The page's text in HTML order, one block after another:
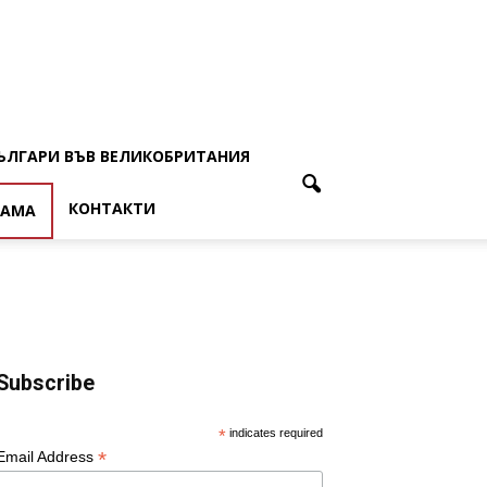
ВЪВ ВЕЛИКОБРИТАНИЯ
КОНТАКТИ
* indicates required
Address *